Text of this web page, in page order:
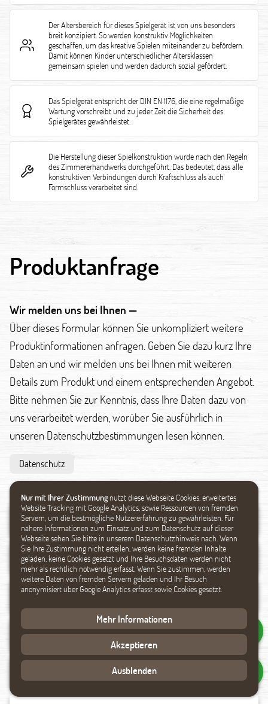
Nur mit Ihrer Zustimmung nutzt diese Webseite Cookies, erweitertes
Website Tracking mit Google Analytics, sowie Ressourcen von fremden
Servern, um die bestmögliche Nutzererfahrung zu gewährleisten. Für
nähere Informationen zum Einsatz und zum Datenschutz auf dieser
Webseite sehen Sie bitte in unserem Datenschutzhinweis nach. Wenn
Sie Ihre Zustimmung nicht erteilen, werden keine fremden Inhalte
geladen, keine Cookies gesetzt und Ihre Besuchsdaten werden nicht
mehr als rechtlich notwendig erfasst. Wenn Sie zustimmen, werden
weitere Daten von fremden Servern geladen und Ihr Besuch
anonymisiert über Google Analytics erfasst sowie Cookies gesetzt.
Mehr Informationen
Akzeptieren
Ausblenden
Der Altersbereich für dieses Spielgerät ist von uns besonders
breit konzipiert. So werden konstruktiv Möglichkeiten
geschaffen, um das kreative Spielen miteinander zu befördern.
Damit können Kinder unterschiedlicher Altersklassen
gemeinsam spielen und werden dadurch sozial gefördert.
Das Spielgerät entspricht der DIN EN 1176, die eine regelmäßige
Wartung vorschreibt und zu jeder Zeit die Sicherheit des
Spielgerätes gewährleistet.
Die Herstellung dieser Spielkonstruktion wurde nach den Regeln
des Zimmererhandwerks durchgeführt. Das bedeutet, dass alle
konstruktiven Verbindungen durch Kraftschluss als auch
Formschluss verarbeitet sind.
Produktanfrage
Wir melden uns bei Ihnen —
Über dieses Formular können Sie unkompliziert weitere
Produktinformationen anfragen. Geben Sie dazu kurz Ihre
Daten an und wir melden uns bei Ihnen mit weiteren
Details zum Produkt und einem entsprechenden Angebot.
Bitte nehmen Sie zur Kenntnis, dass Ihre Daten dazu von
uns verarbeitet werden, worüber Sie ausführlich in
unseren Datenschutzbestimmungen lesen können.
Datenschutz